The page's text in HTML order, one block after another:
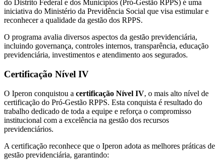
do Distrito Federal e dos Municípios (Pró-Gestão RPPS) é uma
iniciativa do Ministério da Previdência Social que visa estimular e
reconhecer a qualidade da gestão dos RPPS.
O programa avalia diversos aspectos da gestão previdenciária,
incluindo governança, controles internos, transparência, educação
previdenciária, investimentos e atendimento aos segurados.
Certificação Nível IV
O Iperon conquistou a certificação Nível IV, o mais alto nível de
certificação do Pró-Gestão RPPS. Esta conquista é resultado do
trabalho dedicado de toda a equipe e reforça o compromisso
institucional com a excelência na gestão dos recursos
previdenciários.
A certificação reconhece que o Iperon adota as melhores práticas de
gestão previdenciária, garantindo: